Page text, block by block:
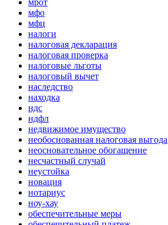
мрот
мфо
мфц
налоги
налоговая декларация
налоговая проверка
налоговые льготы
налоговый вычет
наследство
находка
ндс
ндфл
недвижимое имущество
необоснованная налоговая выгода
неосновательное обогащение
несчастный случай
неустойка
новация
нотариус
ноу-хау
обеспечительные меры